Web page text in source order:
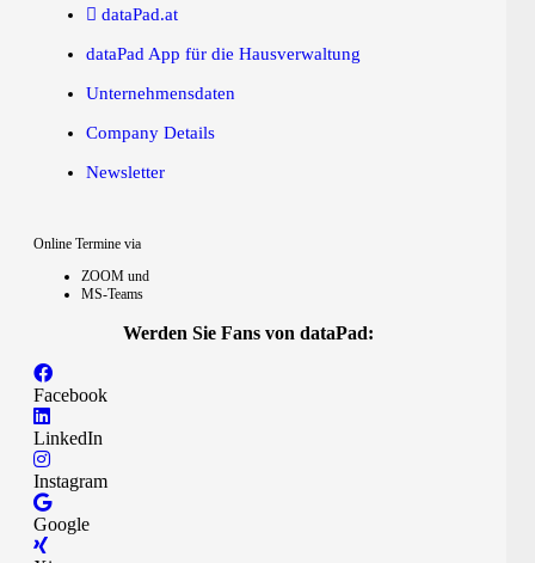
dataPad.at
dataPad App für die Hausverwaltung
Unternehmensdaten
Company Details
Newsletter
Online Termine via
ZOOM und
MS-Teams
Werden Sie Fans von dataPad:
Facebook
LinkedIn
Instagram
Google